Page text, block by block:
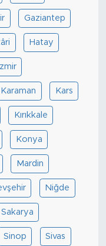
Gaziantep
Hatay
İzmir
Karaman Kars
Kırıkkale
Konya
Mardin
Niğde
Sakarya
Sinop Sivas